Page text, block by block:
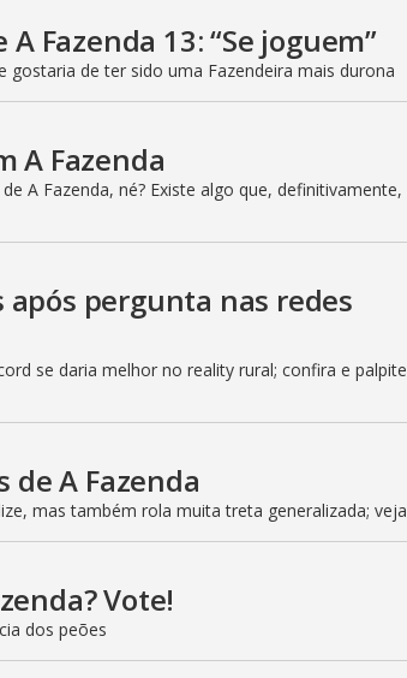
Fazenda 13: “Se joguem”
gostaria de ter sido uma Fazendeira mais durona
A Fazenda
A Fazenda, né? Existe algo que, definitivamente,
pergunta nas redes
se daria melhor no reality rural; confira e palpite
de A Fazenda
mas também rola muita treta generalizada; veja
Vote!
dos peões